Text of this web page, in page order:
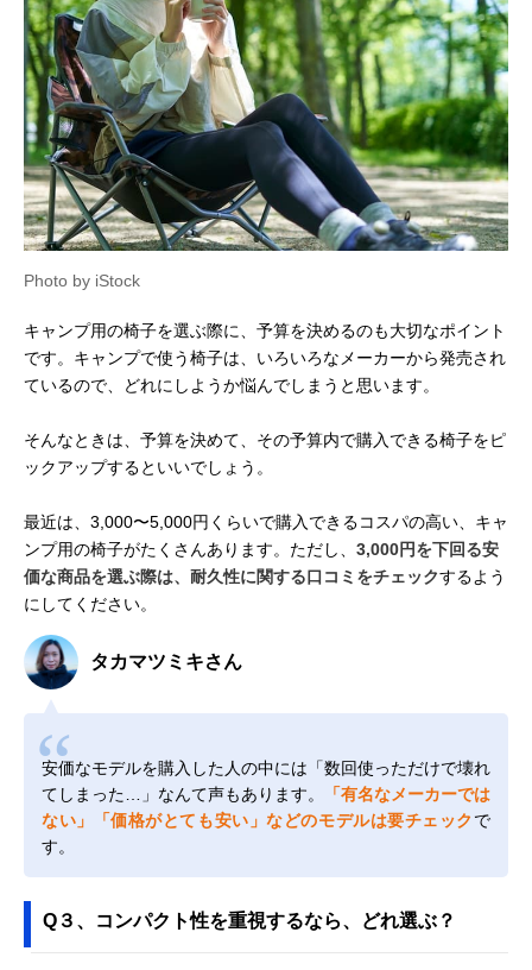
Photo by iStock
キャンプ用の椅子を選ぶ際に、予算を決めるのも大切なポイント
です。キャンプで使う椅子は、いろいろなメーカーから発売され
ているので、どれにしようか悩んでしまうと思います。
そんなときは、予算を決めて、その予算内で購入できる椅子をピ
ックアップするといいでしょう。
最近は、3,000〜5,000円くらいで購入できるコスパの高い、キャ
ンプ用の椅子がたくさんあります。ただし、 3,000円を下回る安
価な商品を選ぶ際は、耐久性に関する口コミをチェックするよう
にしてください。
タカマツミキさん
安価なモデルを購入した人の中には「数回使っただけで壊れ
てしまった…」なんて声もあります。
「有名なメーカーでは
ない」「価格がとても安い」などのモデルは要チェック で
す。
Q３、コンパクト性を重視するなら、どれ選ぶ？